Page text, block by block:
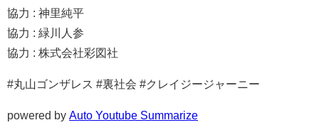
協力 : 神里純平
協力 : 緑川人参
協力 : 株式会社彩図社
#丸山ゴンザレス #裏社会 #クレイジージャーニー
powered by Auto Youtube Summarize